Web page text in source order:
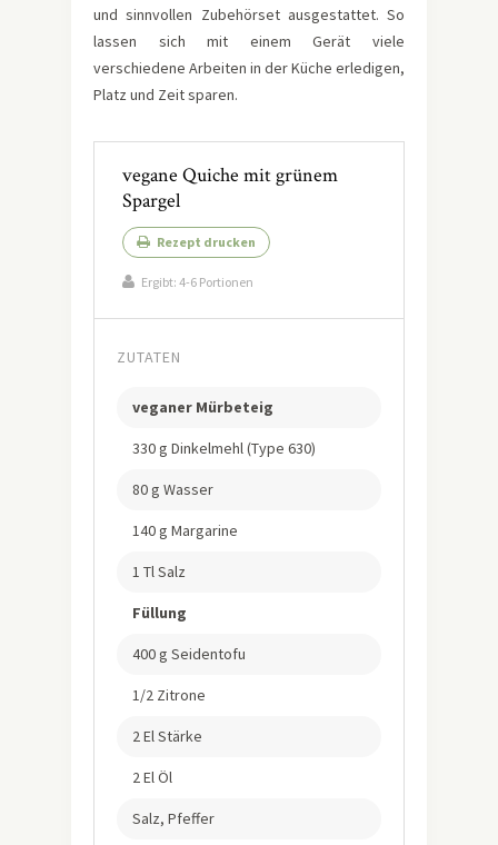
und sinnvollen Zubehörset ausgestattet. So
lassen sich mit einem Gerät viele
verschiedene Arbeiten in der Küche erledigen,
Platz und Zeit sparen.
vegane Quiche mit grünem
Spargel
Rezept drucken
Ergibt: 4-6 Portionen
ZUTATEN
veganer Mürbeteig
330 g Dinkelmehl (Type 630)
80 g Wasser
140 g Margarine
1 Tl Salz
Füllung
400 g Seidentofu
1/2 Zitrone
2 El Stärke
2 El Öl
Salz, Pfeffer